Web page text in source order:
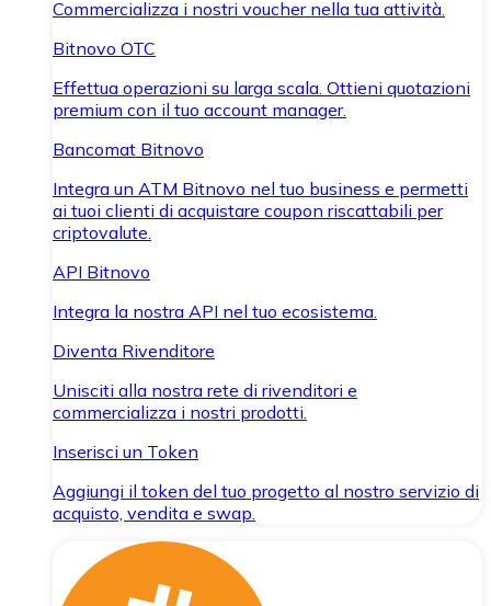
Commercializza i nostri voucher nella tua attività.
Bitnovo OTC
Effettua operazioni su larga scala. Ottieni quotazioni
premium con il tuo account manager.
Bancomat Bitnovo
Integra un ATM Bitnovo nel tuo business e permetti
ai tuoi clienti di acquistare coupon riscattabili per
criptovalute.
API Bitnovo
Integra la nostra API nel tuo ecosistema.
Diventa Rivenditore
Unisciti alla nostra rete di rivenditori e
commercializza i nostri prodotti.
Inserisci un Token
Aggiungi il token del tuo progetto al nostro servizio di
acquisto, vendita e swap.